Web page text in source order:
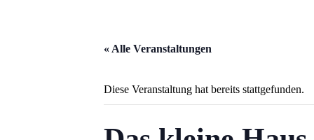
« Alle Veranstaltungen
Diese Veranstaltung hat bereits stattgefunden.